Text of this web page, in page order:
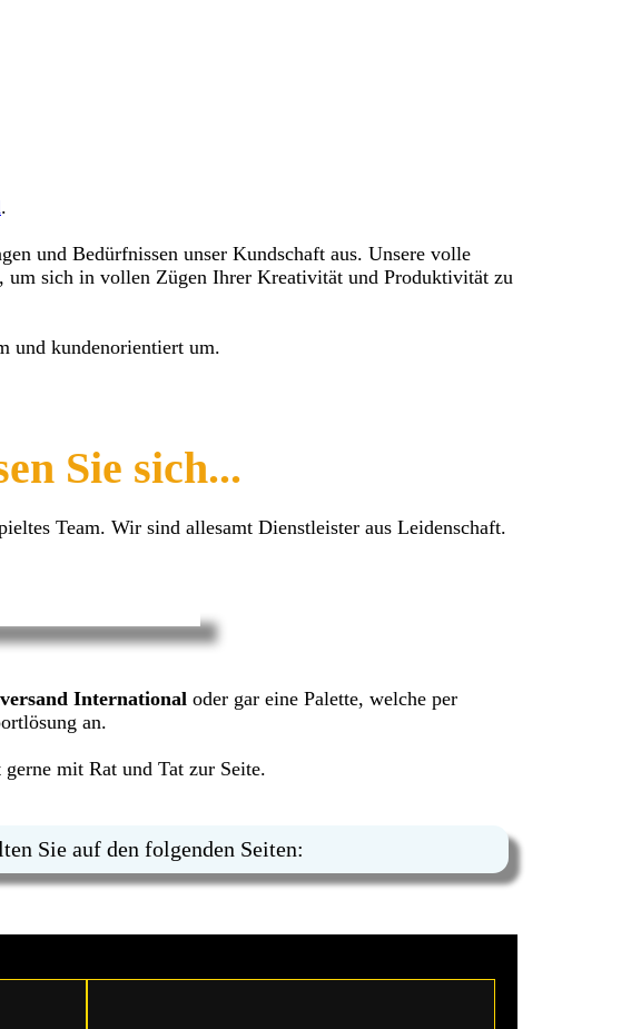
.
und Bedürfnissen unser Kundschaft aus. Unsere volle
sich in vollen Zügen Ihrer Kreativität und Produktivität zu
und kundenorientiert um.
Sie sich...
Team. Wir sind allesamt Dienstleister aus Leidenschaft.
International oder gar eine Palette, welche per
an.
mit Rat und Tat zur Seite.
Sie auf den folgenden Seiten: